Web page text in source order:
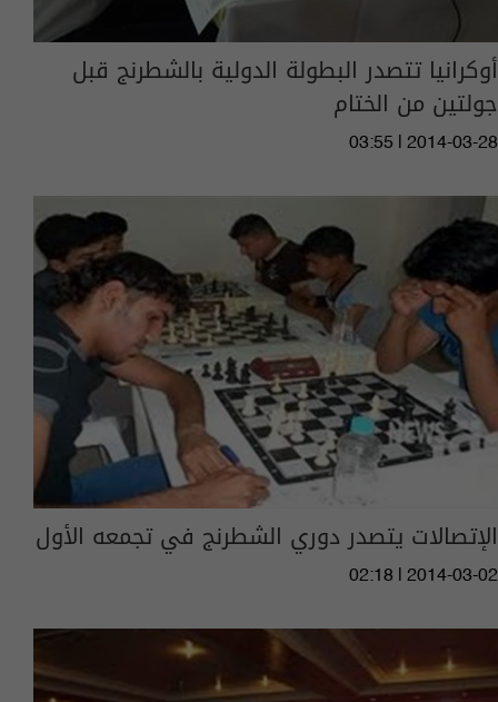
أوكرانيا تتصدر البطولة الدولية بالشطرنج قبل
جولتين من الختام
03:55 | 2014-03-28
الإتصالات يتصدر دوري الشطرنج في تجمعه الأول
02:18 | 2014-03-02